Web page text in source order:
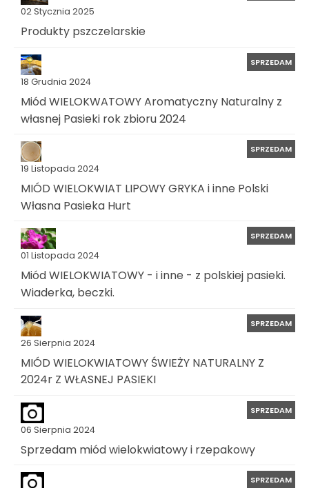
02 Stycznia 2025
Produkty pszczelarskie
18 Grudnia 2024
SPRZEDAM
Miód WIELOKWATOWY Aromatyczny Naturalny z
własnej Pasieki rok zbioru 2024
19 Listopada 2024
SPRZEDAM
MIÓD WIELOKWIAT LIPOWY GRYKA i inne Polski
Własna Pasieka Hurt
01 Listopada 2024
SPRZEDAM
Miód WIELOKWIATOWY - i inne - z polskiej pasieki.
Wiaderka, beczki.
26 Sierpnia 2024
SPRZEDAM
MIÓD WIELOKWIATOWY ŚWIEŻY NATURALNY Z
2024r Z WŁASNEJ PASIEKI
06 Sierpnia 2024
SPRZEDAM
Sprzedam miód wielokwiatowy i rzepakowy
SPRZEDAM